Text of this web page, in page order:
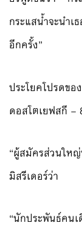
กระแสน้ำจะนำ
อีกครั้ง”
ประโยคโปรดขอ
ดอสโตเยฟสกี
“ผู้สมัครส่วนใหญ่
มิสรีเดอร์ว่า
“นักประพันธ์คน